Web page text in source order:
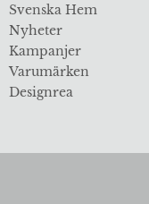
Svenska Hem
Nyheter
Kampanjer
Varumärken
Designrea